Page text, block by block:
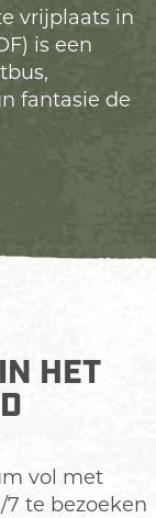
vrijplaats in
is een
fantasie de
HET
vol met
te bezoeken